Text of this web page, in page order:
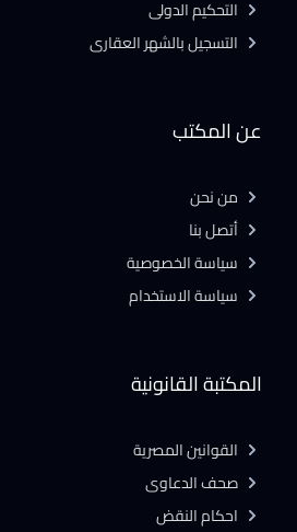
المكتبة القانونية
القوانين المصرية
صحف الدعاوى
احكام النقض
عن المكتب
من نحن
أتصل بنا
سياسة الخصوصية
سياسة الاستخدام
التحكيم الدولى
التسجيل بالشهر العقارى